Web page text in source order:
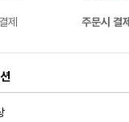
제 주문시 결제